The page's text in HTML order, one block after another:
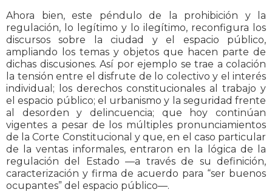
Ahora bien, este péndulo de la prohibición y la
regulación, lo legítimo y lo ilegítimo, reconfigura los
discursos sobre la ciudad y el espacio público,
ampliando los temas y objetos que hacen parte de
dichas discusiones. Así por ejemplo se trae a colación
la tensión entre el disfrute de lo colectivo y el interés
individual; los derechos constitucionales al trabajo y
el espacio público; el urbanismo y la seguridad frente
al desorden y delincuencia; que hoy continúan
vigentes a pesar de los múltiples pronunciamientos
de la Corte Constitucional y que, en el caso particular
de la ventas informales, entraron en la lógica de la
regulación del Estado —a través de su definición,
caracterización y firma de acuerdo para “ser buenos
ocupantes” del espacio público—.